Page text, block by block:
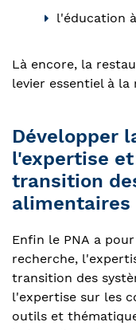
l'éducation
Là encore, la
levier essentiel à la
Développer
l'expertise
transition
alimentaires
Enfin le PNA a pour
recherche,
transition des
l'expertise sur les
outils et